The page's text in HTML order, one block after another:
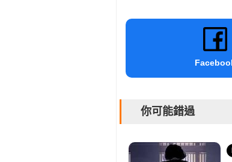
你可能錯過